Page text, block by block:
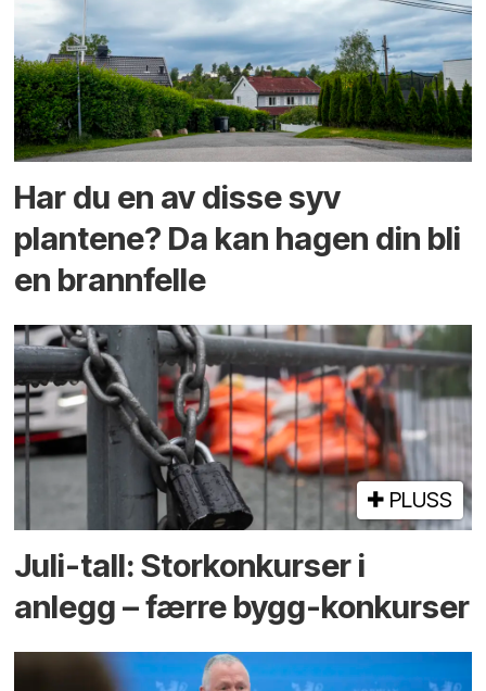
Har du en av disse syv
plantene? Da kan hagen din bli
en brannfelle
PLUSS
Juli-tall: Storkonkurser i
anlegg – færre bygg-konkurser